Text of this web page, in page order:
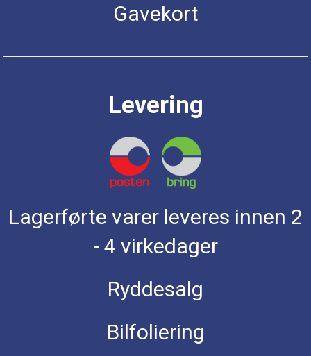
Gavekort
Levering
Lagerførte varer leveres innen 2
- 4 virkedager
Ryddesalg
Bilfoliering